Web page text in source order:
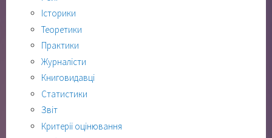
Історики
Теоретики
Практики
Журналісти
Книговидавці
Статистики
Звіт
Критерії оцінювання